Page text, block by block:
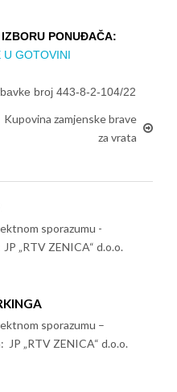
PONUĐAČA:
U GOTOVINI
broj 443-8-2-104/22
Kupovina zamjenske brave
za vrata
sporazumu -
„RTV ZENICA“ d.o.o.
sporazumu –
JP „RTV ZENICA“ d.o.o.